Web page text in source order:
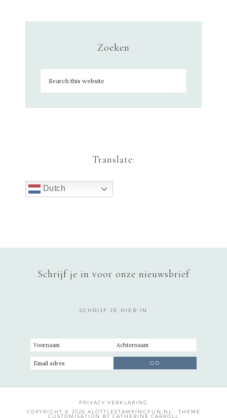
Zoeken
Translate:
Dutch
Schrijf je in voor onze nieuwsbrief
SCHRIJF JE HIER IN
PRIVACY VERKLARING
COPYRIGHT © 2026 ALOTTLESTAMPINGFUN.NL · THEME
CUSTOMISATION BY CATHERINE CARROLL